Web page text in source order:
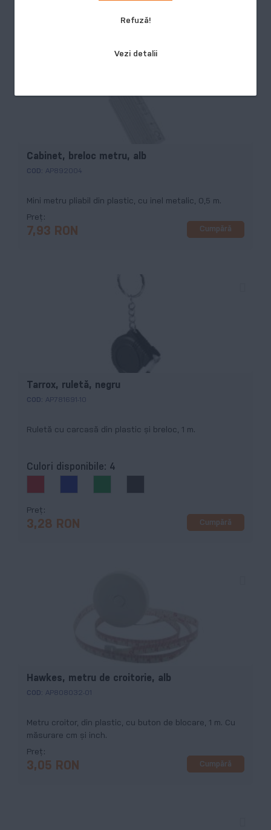
Vezi detalii
Refuză!
Cabinet, breloc metru, alb
COD: AP892004
Mini metru pliabil din plastic, cu inel metalic, 0,5 m.
Preț
7,93 RON Cumpără
Tarrox, ruletă, negru
COD: AP781691-10
Ruletă cu carcasă din plastic și breloc, 1 m.
Culori disponibile: 4
Preț
3,28 RON Cumpără
Hawkes, metru de croitorie, alb
COD: AP808032-01
Metru croitor, din plastic, cu buton de blocare, 1 m. Cu
măsurare cm și inch.
Preț
3,05 RON Cumpără